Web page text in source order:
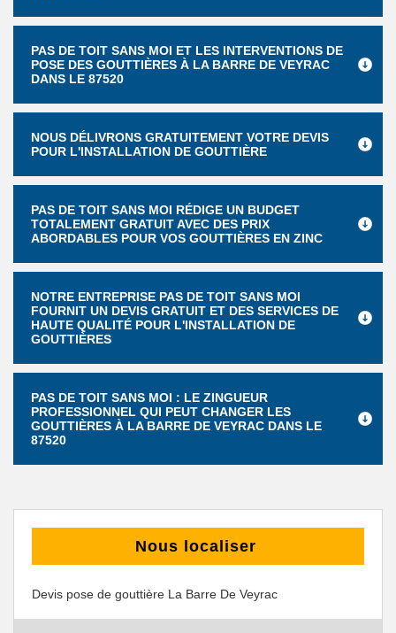
PAS DE TOIT SANS MOI ET LES INTERVENTIONS DE
POSE DES GOUTTIÈRES À LA BARRE DE VEYRAC
DANS LE 87520
NOUS DÉLIVRONS GRATUITEMENT VOTRE DEVIS
POUR L'INSTALLATION DE GOUTTIÈRE
PAS DE TOIT SANS MOI RÉDIGE UN BUDGET
TOTALEMENT GRATUIT AVEC DES PRIX
ABORDABLES POUR VOS GOUTTIÈRES EN ZINC
NOTRE ENTREPRISE PAS DE TOIT SANS MOI
FOURNIT UN DEVIS GRATUIT ET DES SERVICES DE
HAUTE QUALITÉ POUR L'INSTALLATION DE
GOUTTIÈRES
PAS DE TOIT SANS MOI : LE ZINGUEUR
PROFESSIONNEL QUI PEUT CHANGER LES
GOUTTIÈRES À LA BARRE DE VEYRAC DANS LE
87520
Nous localiser
Devis pose de gouttière La Barre De Veyrac